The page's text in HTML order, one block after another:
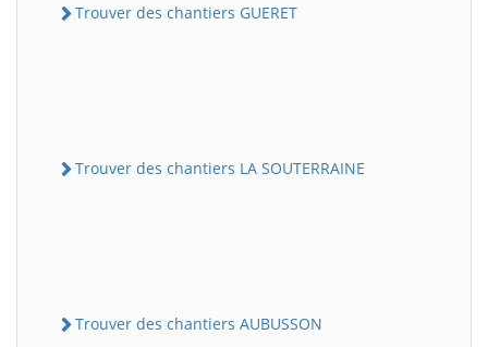
Trouver des chantiers GUERET
Trouver des chantiers LA SOUTERRAINE
Trouver des chantiers AUBUSSON